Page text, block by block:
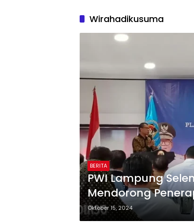
Wirahadikusuma
BERITA
PWI Lampung
Mendorong
yang Berkualitas
Oktober 15, 2024